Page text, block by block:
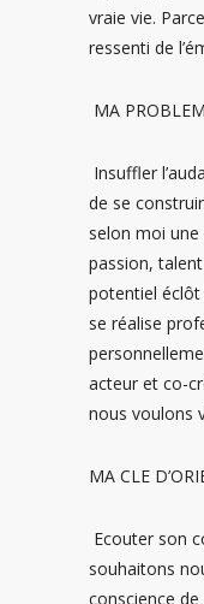
vraie vie.
ressenti de
MA
Insuffler
de se
selon moi une
passion,
potentiel
se réalise
acteur et co-
nous voulons
MA CLE
Ecouter son
souhaitons
conscience